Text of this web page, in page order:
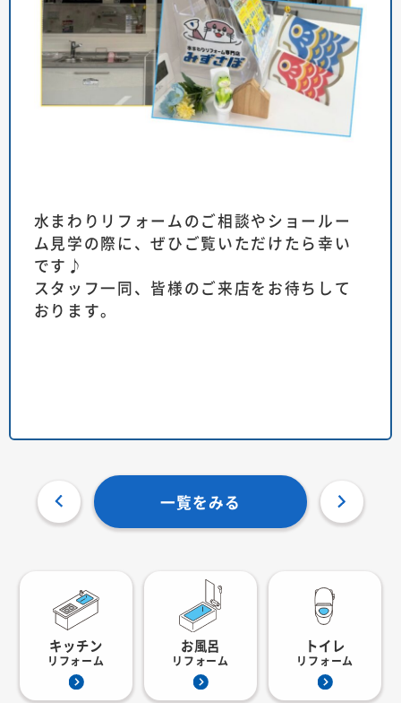
水まわりリフォームのご相談やショールー
ム見学の際に、ぜひご覧いただけたら幸い
です♪
スタッフ一同、皆様のご来店をお待ちして
おります。
一覧をみる
キッチン
リフォーム
お風呂
リフォーム
トイレ
リフォーム